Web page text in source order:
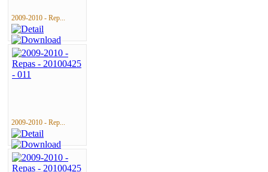
2009-2010 - Rep...
2009-2010 - Rep...